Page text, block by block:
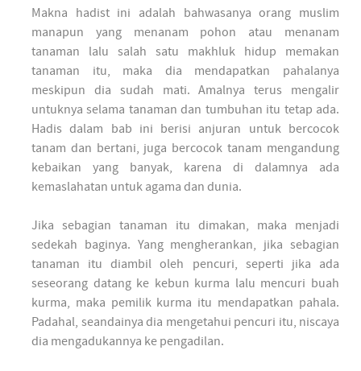
Makna hadist ini adalah bahwasanya orang muslim
manapun yang menanam pohon atau menanam
tanaman lalu salah satu makhluk hidup memakan
tanaman itu, maka dia mendapatkan pahalanya
meskipun dia sudah mati. Amalnya terus mengalir
untuknya selama tanaman dan tumbuhan itu tetap ada.
Hadis dalam bab ini berisi anjuran untuk bercocok
tanam dan bertani, juga bercocok tanam mengandung
kebaikan yang banyak, karena di dalamnya ada
kemaslahatan untuk agama dan dunia.
Jika sebagian tanaman itu dimakan, maka menjadi
sedekah baginya. Yang mengherankan, jika sebagian
tanaman itu diambil oleh pencuri, seperti jika ada
seseorang datang ke kebun kurma lalu mencuri buah
kurma, maka pemilik kurma itu mendapatkan pahala.
Padahal, seandainya dia mengetahui pencuri itu, niscaya
dia mengadukannya ke pengadilan.